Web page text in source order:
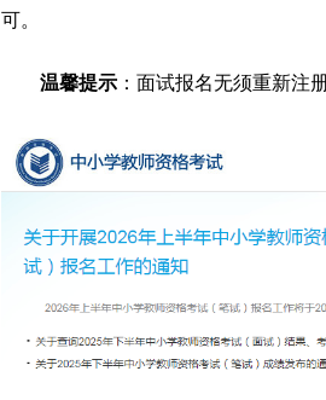
可。
温馨提示 ：面试报名无须重新注